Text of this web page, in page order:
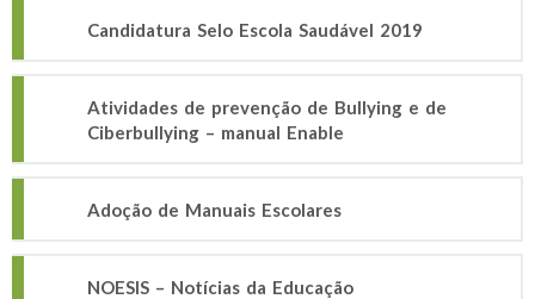
Candidatura Selo Escola Saudável 2019
Atividades de prevenção de Bullying e de
Ciberbullying – manual Enable
Adoção de Manuais Escolares
NOESIS – Notícias da Educação